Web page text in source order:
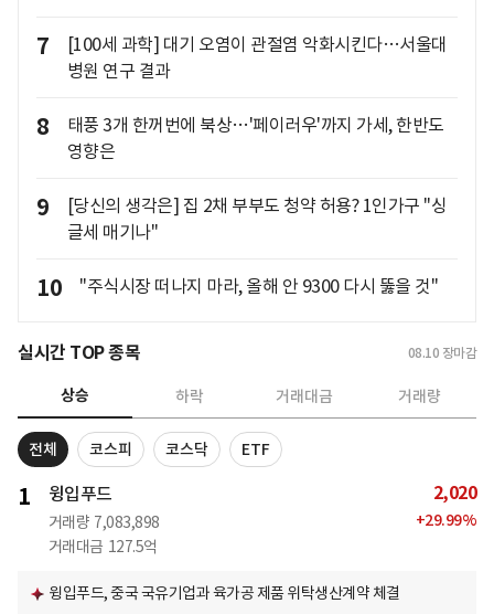
7
[100세 과학] 대기 오염이 관절염 악화시킨다…서울대
병원 연구 결과
8
태풍 3개 한꺼번에 북상…'페이러우'까지 가세, 한반도
영향은
9
[당신의 생각은] 집 2채 부부도 청약 허용? 1인가구 "싱
글세 매기나"
10 "주식시장 떠나지 마라, 올해 안 9300 다시 뚫을 것"
실시간 TOP 종목 08.10 장마감
상승 하락 거래대금 거래량
전체 코스피 코스닥 ETF
1 윙입푸드
거래량 7,083,898
거래대금 127.5억
2,020
+29.99%
윙입푸드, 중국 국유기업과 육가공 제품 위탁생산계약 체결